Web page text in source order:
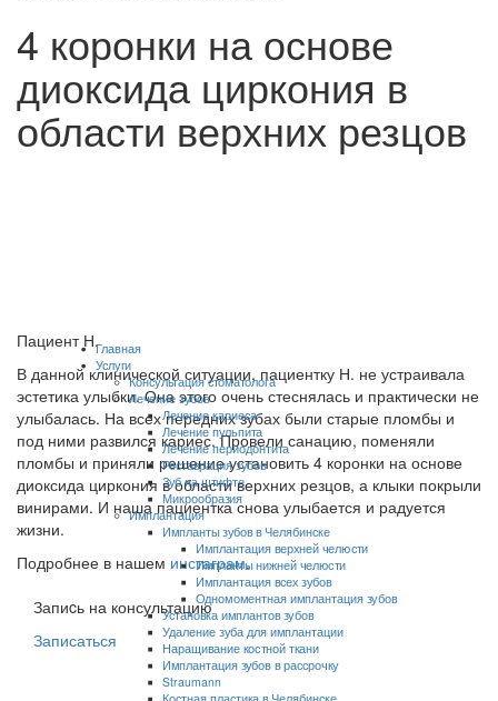
4 коронки на основе
диоксида циркония в
области верхних резцов
Пациент Н.
В данной клинической ситуации, пациентку Н. не устраивала
эстетика улыбки. Она этого очень стеснялась и практически не
улыбалась. На всех передних зубах были старые пломбы и
под ними развился кариес. Провели санацию, поменяли
пломбы и приняли решение установить 4 коронки на основе
диоксида циркония в области верхних резцов, а клыки покрыли
винирами. И наша пациентка снова улыбается и радуется
жизни.
Подробнее в нашем инстаграм.
Запиcь на консультацию
Записаться
Главная
Услуги
Консультация стоматолога
Лечение зубов
Лечение кариеса
Лечение пульпита
Лечение периодонтита
Реставрация зубов
Зуб на штифте
Микрообразия
Имплантация
Импланты зубов в Челябинске
Имплантация верхней челюсти
Импланты нижней челюсти
Имплантация всех зубов
Одномоментная имплантация зубов
Установка имплантов зубов
Удаление зуба для имплантации
Наращивание костной ткани
Имплантация зубов в рассрочку
Straumann